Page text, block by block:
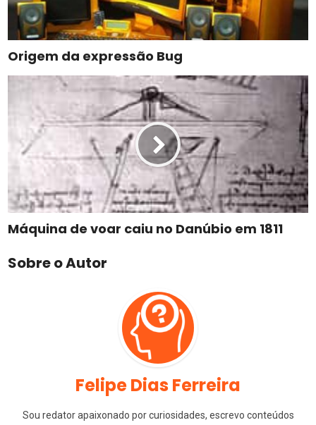
Origem da expressão Bug
Máquina de voar caiu no Danúbio em 1811
Sobre o Autor
Felipe Dias Ferreira
Sou redator apaixonado por curiosidades, escrevo conteúdos